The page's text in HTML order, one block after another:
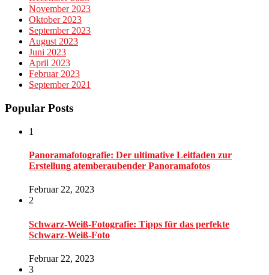
November 2023
Oktober 2023
September 2023
August 2023
Juni 2023
April 2023
Februar 2023
September 2021
Popular Posts
1
Panoramafotografie: Der ultimative Leitfaden zur
Erstellung atemberaubender Panoramafotos
Februar 22, 2023
2
Schwarz-Weiß-Fotografie: Tipps für das perfekte
Schwarz-Weiß-Foto
Februar 22, 2023
3